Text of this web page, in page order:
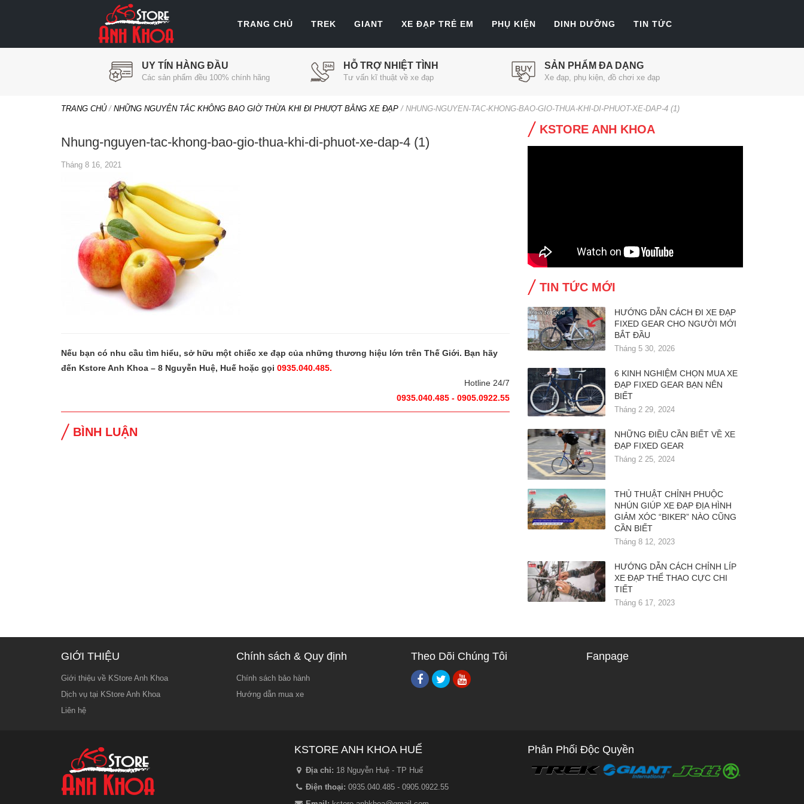
TRANG CHỦ TREK GIANT XE ĐẠP TRẺ EM PHỤ KIỆN DINH DƯỠNG TIN TỨC
UY TÍN HÀNG ĐẦU
Các sản phẩm đều 100% chính hãng
HỖ TRỢ NHIỆT TÌNH
Tư vấn kĩ thuật về xe đạp
SẢN PHẨM ĐA DẠNG
Xe đạp, phụ kiện, đồ chơi xe đạp
TRANG CHỦ/ NHỮNG NGUYÊN TẮC KHÔNG BAO GIỜ THỪA KHI ĐI PHƯỢT BẰNG XE ĐẠP / NHUNG-NGUYEN-TAC-KHONG-BAO-GIO-THUA-KHI-DI-PHUOT-XE-DAP-4 (1)
Nhung-nguyen-tac-khong-bao-gio-thua-khi-di-phuot-xe-dap-4 (1)
Tháng 8 16, 2021
Nếu bạn có nhu cầu tìm hiểu, sở hữu một chiếc xe đạp của những thương hiệu lớn trên Thế Giới. Bạn hãy
đến Kstore Anh Khoa – 8 Nguyễn Huệ, Huế hoặc gọi 0935.040.485.
Hotline 24/7
0935.040.485 - 0905.0922.55
BÌNH LUẬN
KSTORE ANH KHOA
TIN TỨC MỚI
HƯỚNG DẪN CÁCH ĐI XE ĐẠP
FIXED GEAR CHO NGƯỜI MỚI
BẮT ĐẦU
Tháng 5 30, 2026
6 KINH NGHIỆM CHỌN MUA XE
ĐẠP FIXED GEAR BẠN NÊN
BIẾT
Tháng 2 29, 2024
NHỮNG ĐIỀU CẦN BIẾT VỀ XE
ĐẠP FIXED GEAR
Tháng 2 25, 2024
THỦ THUẬT CHỈNH PHUỘC
NHÚN GIÚP XE ĐẠP ĐỊA HÌNH
GIẢM XÓC “BIKER” NÀO CŨNG
CẦN BIẾT
Tháng 8 12, 2023
HƯỚNG DẪN CÁCH CHỈNH LÍP
XE ĐẠP THỂ THAO CỰC CHI
TIẾT
Tháng 6 17, 2023
GIỚI THIỆU
Giới thiệu về KStore Anh Khoa
Dịch vụ tại KStore Anh Khoa
Liên hệ
Chính sách & Quy định
Chính sách bảo hành
Hướng dẫn mua xe
Theo Dõi Chúng Tôi Fanpage
KSTORE ANH KHOA HUẾ
Địa chỉ: 18 Nguyễn Huệ - TP Huế
Điện thoại: 0935.040.485 - 0905.0922.55
Phân Phối Độc Quyền